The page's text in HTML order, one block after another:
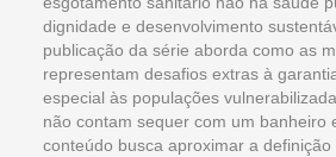
dignidade e desenvolvimento
publicação da série aborda como as
representam desafios extras à
especial às populações
não contam sequer com um banheiro
conteúdo busca aproximar a